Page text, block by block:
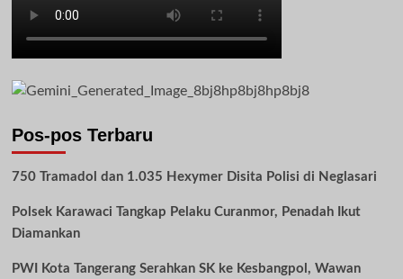
Pos-pos Terbaru
750 Tramadol dan 1.035 Hexymer Disita Polisi di Neglasari
Polsek Karawaci Tangkap Pelaku Curanmor, Penadah Ikut
Diamankan
PWI Kota Tangerang Serahkan SK ke Kesbangpol, Wawan